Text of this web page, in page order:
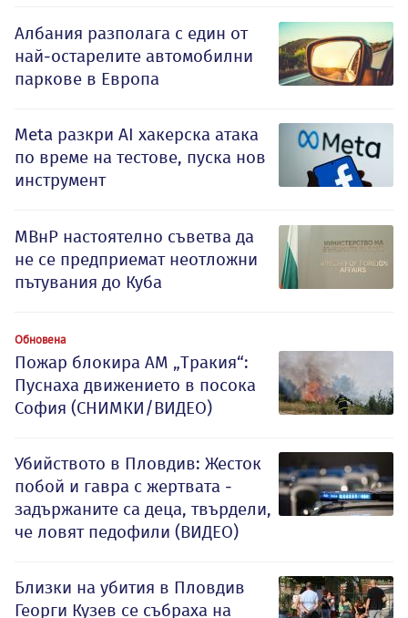
Албания разполага с един от
най-остарелите автомобилни
паркове в Европа
Meta разкри AI хакерска атака
по време на тестове, пуска нов
инструмент
МВнР настоятелно съветва да
не се предприемат неотложни
пътувания до Куба
Обновена
Пожар блокира АМ „Тракия“:
Пуснаха движението в посока
София (СНИМКИ/ВИДЕО)
Убийството в Пловдив: Жесток
побой и гавра с жертвата -
задържаните са деца, твърдели,
че ловят педофили (ВИДЕО)
Близки на убития в Пловдив
Георги Кузев се събраха на